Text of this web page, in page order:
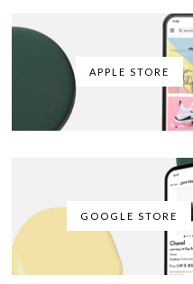
APPLE STORE
GOOGLE STORE